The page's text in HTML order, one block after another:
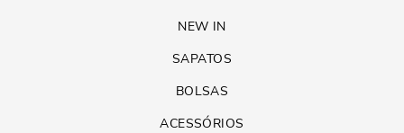
NEW IN
SAPATOS
BOLSAS
ACESSÓRIOS